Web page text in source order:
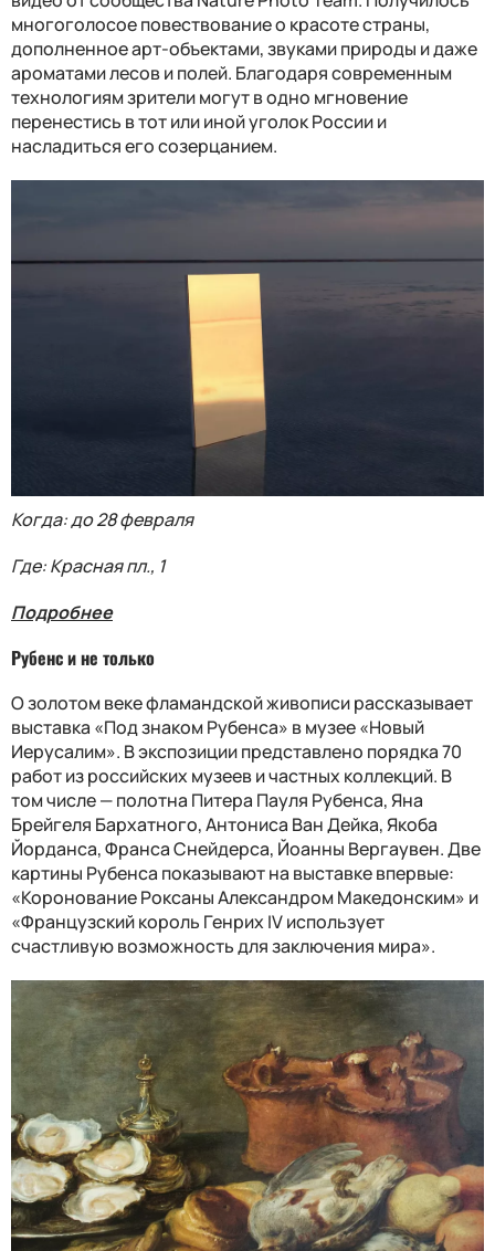
многоголосое повествование о красоте страны,
дополненное арт-объектами, звуками природы и даже
ароматами лесов и полей. Благодаря современным
технологиям зрители могут в одно мгновение
перенестись в тот или иной уголок России и
насладиться его созерцанием.
Когда: до 28 февраля
Где: Красная пл., 1
Подробнее
Рубенс и не только
О золотом веке фламандской живописи рассказывает
выставка «Под знаком Рубенса» в музее «Новый
Иерусалим». В экспозиции представлено порядка 70
работ из российских музеев и частных коллекций. В
том числе — полотна Питера Пауля Рубенса, Яна
Брейгеля Бархатного, Антониса Ван Дейка, Якоба
Йорданса, Франса Снейдерса, Йоанны Вергаувен. Две
картины Рубенса показывают на выставке впервые:
«Коронование Роксаны Александром Македонским» и
«Французский король Генрих IV использует
счастливую возможность для заключения мира».